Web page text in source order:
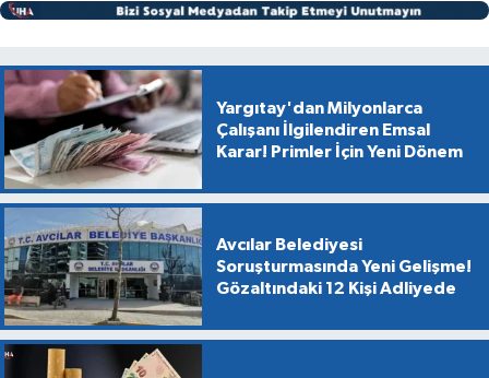
Yargıtay'dan Milyonlarca
Çalışanı İlgilendiren Emsal
Karar! Primler İçin Yeni Dönem
Avcılar Belediyesi
Soruşturmasında Yeni Gelişme!
Gözaltındaki 12 Kişi Adliyede